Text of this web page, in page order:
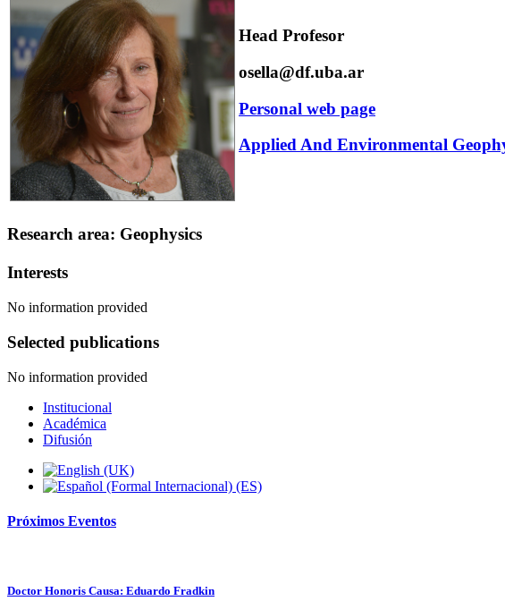
Head Profesor
osella@df.uba.ar
Personal web page
Applied And Environmental
Research area: Geophysics
Interests
No information provided
Selected publications
No information provided
Institucional
Académica
Difusión
Próximos Eventos
Doctor Honoris Causa: Eduardo Fradkin